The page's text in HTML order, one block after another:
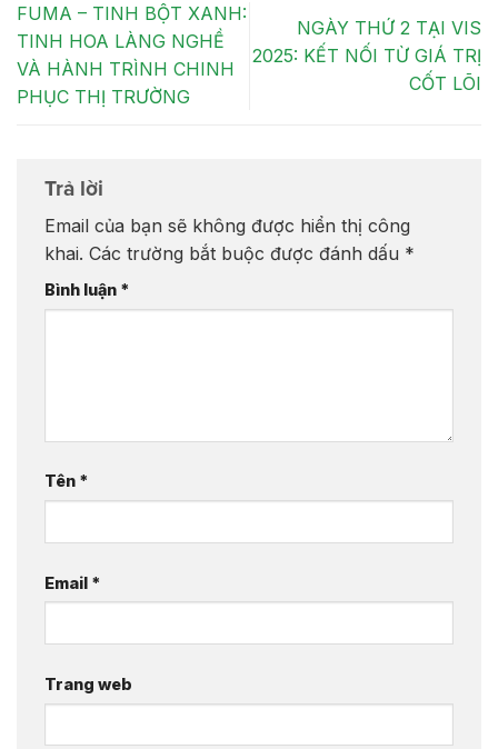
FUMA – TINH BỘT XANH:
TINH HOA LÀNG NGHỀ
VÀ HÀNH TRÌNH CHINH
PHỤC THỊ TRƯỜNG
NGÀY THỨ 2 TẠI VIS
2025: KẾT NỐI TỪ GIÁ TRỊ
CỐT LÕI
Trả lời
Email của bạn sẽ không được hiển thị công
khai. Các trường bắt buộc được đánh dấu *
Bình luận *
Tên *
Email *
Trang web